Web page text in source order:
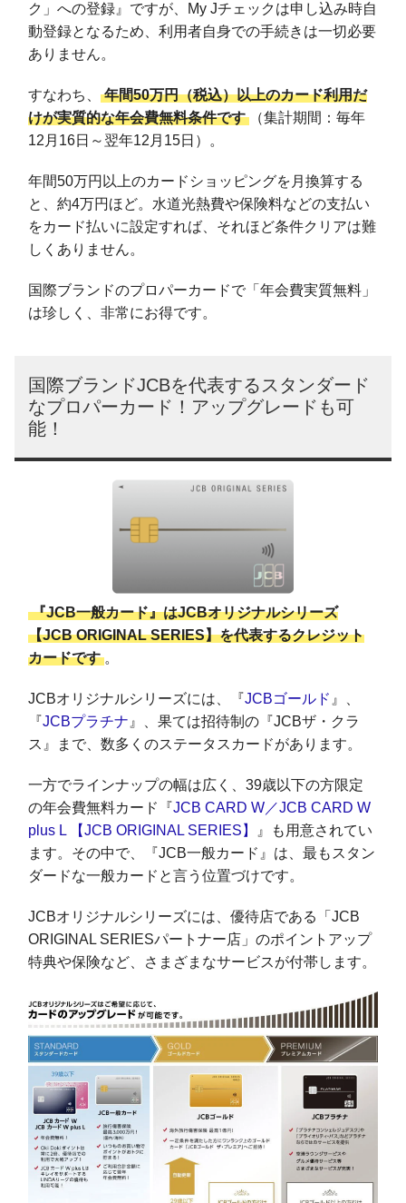
ク」への登録』ですが、My Jチェックは申し込み時自
動登録となるため、利用者自身での手続きは一切必要
ありません。
すなわち、 年間50万円（税込）以上のカード利用だ
けが実質的な年会費無料条件です
（集計期間：毎年
12月16日～翌年12月15日）。
年間50万円以上のカードショッピングを月換算する
と、約4万円ほど。水道光熱費や保険料などの支払い
をカード払いに設定すれば、それほど条件クリアは難
しくありません。
国際ブランドのプロパーカードで「年会費実質無料」
は珍しく、非常にお得です。
国際ブランドJCBを代表するスタンダード
なプロパーカード！アップグレードも可
能！
『JCB一般カード』はJCBオリジナルシリーズ
【JCB ORIGINAL SERIES】を代表するクレジット
カードです 。
JCBオリジナルシリーズには、『JCBゴールド 』、
『JCBプラチナ』、果ては招待制の『JCBザ・クラ
ス』まで、数多くのステータスカードがあります。
一方でラインナップの幅は広く、39歳以下の方限定
の年会費無料カード『JCB CARD W／JCB CARD W
plus L 【JCB ORIGINAL SERIES】 』も用意されてい
ます。その中で、『JCB一般カード』は、最もスタン
ダードな一般カードと言う位置づけです。
JCBオリジナルシリーズには、優待店である「JCB
ORIGINAL SERIESパートナー店」のポイントアップ
特典や保険など、さまざまなサービスが付帯します。